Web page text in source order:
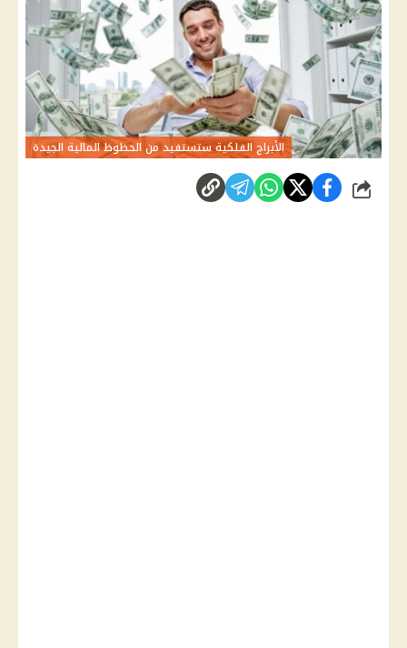
الأبراج الفلكية ستستفيد من الحظوظ المالية الجيدة
شارك